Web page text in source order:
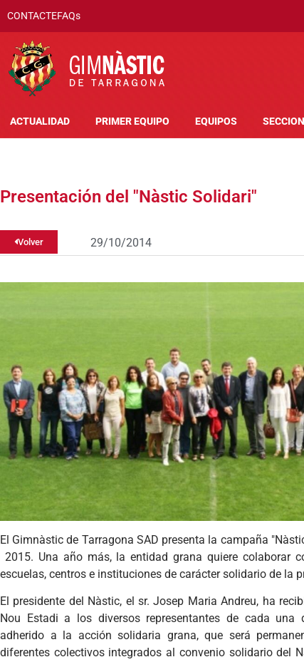
CONTACTEFAQs
ACTUALIDAD PRIMER EQUIPO EQUIPOS
Presentación del "Nàstic Solidari"
Volver 29/10/2014
El Gimnàstic de Tarragona SAD presenta la campaña
2015. Una año más, la entidad grana quiere colaborar
escuelas, centros e instituciones de carácter solidario de la
El presidente del Nàstic, el sr. Josep Maria Andreu, ha
Nou Estadi a los diversos representantes de cada una
adherido a la acción solidaria grana, que será
diferentes colectivos integrados al convenio solidario del